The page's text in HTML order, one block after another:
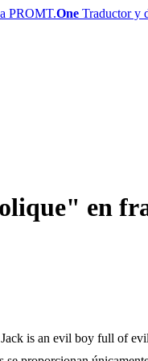
PROMT.One Traductor y
en
Jack is an evil boy full of